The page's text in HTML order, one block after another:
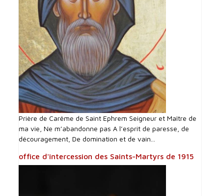
Prière de Carême de Saint Ephrem Seigneur et Maître de
ma vie, Ne m’abandonne pas A l’esprit de paresse, de
découragement, De domination et de vain...
office d'intercession des Saints-Martyrs de 1915